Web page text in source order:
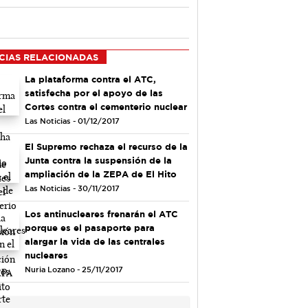
RELACIONADAS
La plataforma contra el ATC,
satisfecha por el apoyo de las
Cortes contra el cementerio nuclear
Las Noticias - 01/12/2017
El Supremo rechaza el recurso de la
Junta contra la suspensión de la
ampliación de la ZEPA de El Hito
Las Noticias - 30/11/2017
Los antinucleares frenarán el ATC
porque es el pasaporte para
alargar la vida de las centrales
nucleares
Nuria Lozano - 25/11/2017